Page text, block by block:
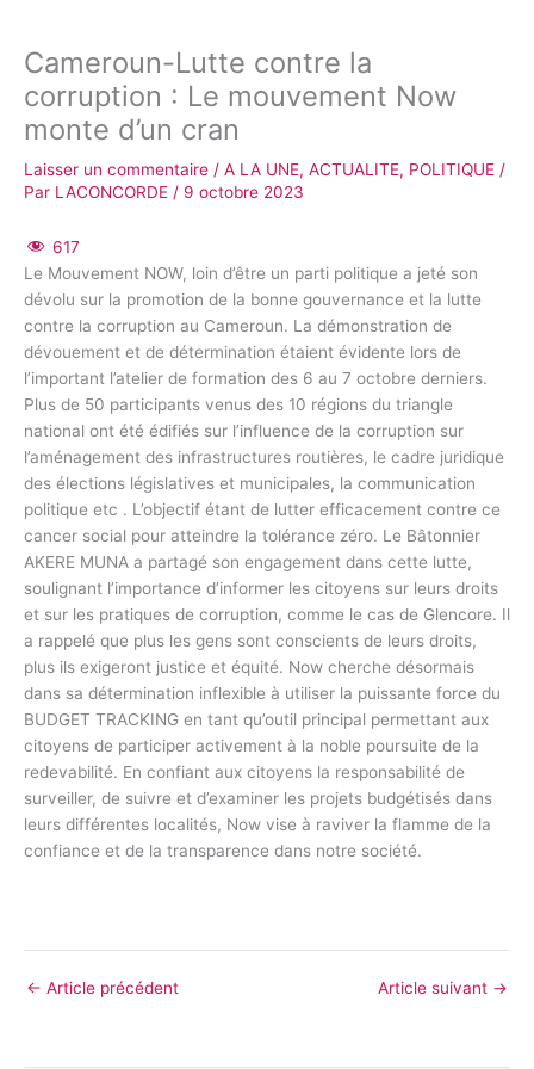
Cameroun-Lutte contre la
corruption : Le mouvement Now
monte d’un cran
Laisser un commentaire / A LA UNE, ACTUALITE, POLITIQUE /
Par LACONCORDE / 9 octobre 2023
617
Le Mouvement NOW, loin d’être un parti politique a jeté son
dévolu sur la promotion de la bonne gouvernance et la lutte
contre la corruption au Cameroun. La démonstration de
dévouement et de détermination étaient évidente lors de
l’important l’atelier de formation des 6 au 7 octobre derniers.
Plus de 50 participants venus des 10 régions du triangle
national ont été édifiés sur l’influence de la corruption sur
l’aménagement des infrastructures routières, le cadre juridique
des élections législatives et municipales, la communication
politique etc . L’objectif étant de lutter efficacement contre ce
cancer social pour atteindre la tolérance zéro. Le Bâtonnier
AKERE MUNA a partagé son engagement dans cette lutte,
soulignant l’importance d’informer les citoyens sur leurs droits
et sur les pratiques de corruption, comme le cas de Glencore. Il
a rappelé que plus les gens sont conscients de leurs droits,
plus ils exigeront justice et équité. Now cherche désormais
dans sa détermination inflexible à utiliser la puissante force du
BUDGET TRACKING en tant qu’outil principal permettant aux
citoyens de participer activement à la noble poursuite de la
redevabilité. En confiant aux citoyens la responsabilité de
surveiller, de suivre et d’examiner les projets budgétisés dans
leurs différentes localités, Now vise à raviver la flamme de la
confiance et de la transparence dans notre société.
← Article précédent Article suivant →